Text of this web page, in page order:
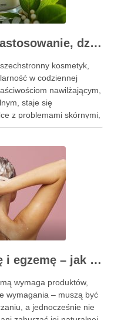
Maść z witaminą A – zastosowanie, działanie i bezpieczeństwo stosowania
kosmetyk,
w codziennej
nawilżającym,
staje się
z problemami skórnymi,
Jej działanie
Szampon na łuszczycę i egzemę – jak świadomie dobierać produkty przy wrażliwej skórze głowy?
wymaga produktów,
wymagania – muszą być
a jednocześnie nie